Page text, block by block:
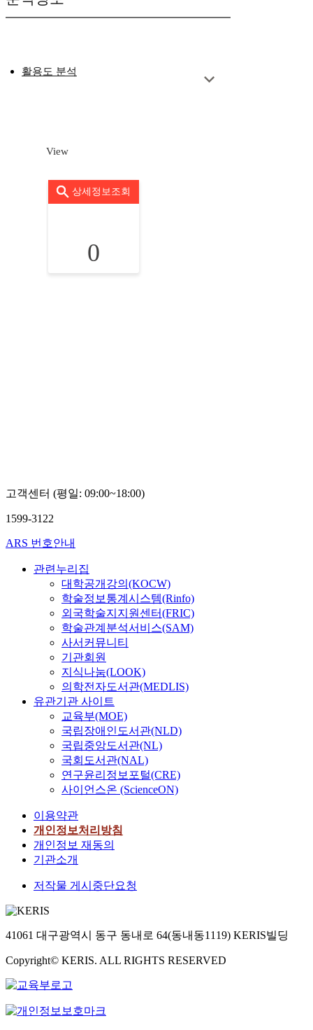
활용도 분석
View
상세정보조회
0
고객센터 (평일: 09:00~18:00)
1599-3122
ARS 번호안내
관련누리집
대학공개강의(KOCW)
학술정보통계시스템(Rinfo)
외국학술지지원센터(FRIC)
학술관계분석서비스(SAM)
사서커뮤니티
기관회원
지식나눔(LOOK)
의학전자도서관(MEDLIS)
유관기관 사이트
교육부(MOE)
국립장애인도서관(NLD)
국립중앙도서관(NL)
국회도서관(NAL)
연구윤리정보포털(CRE)
사이언스온 (ScienceON)
이용약관
개인정보처리방침
개인정보 재동의
기관소개
저작물 게시중단요청
41061 대구광역시 동구 동내로 64(동내동1119) KERIS빌딩
Copyright© KERIS. ALL RIGHTS RESERVED